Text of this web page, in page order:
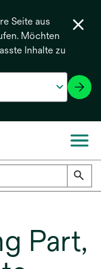
Seite aus
Möchten
Inhalte zu
Part,